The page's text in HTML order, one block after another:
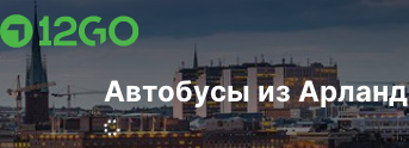
Автобусы из